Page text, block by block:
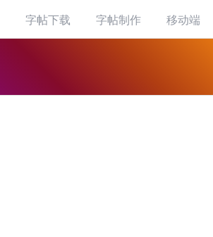
字帖下载 字帖制作 移动端